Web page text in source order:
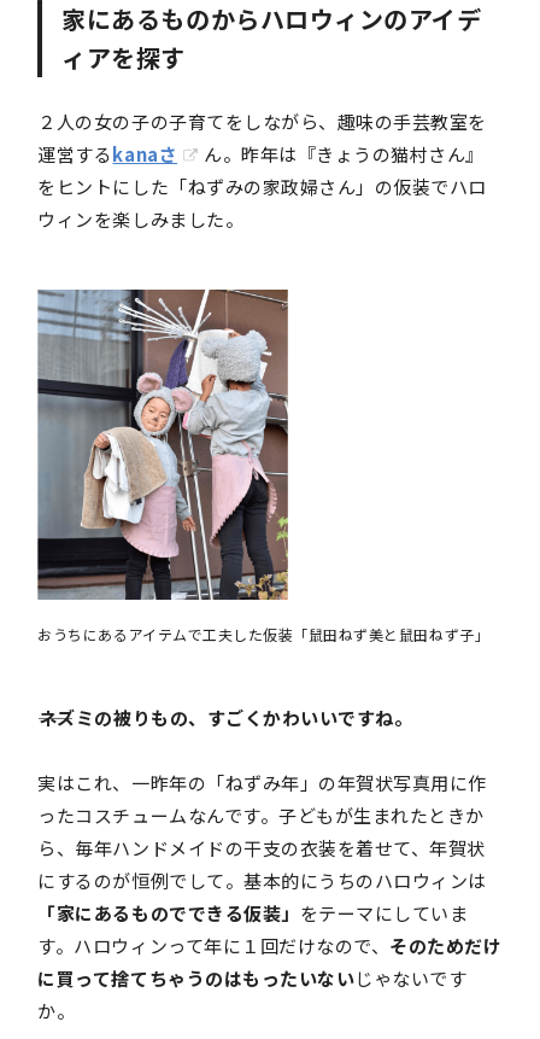
家にあるものからハロウィンのアイデ
ィアを探す
２人の女の子の子育てをしながら、趣味の手芸教室を
運営するkanaさ
ん。昨年は『きょうの猫村さん』
をヒントにした「ねずみの家政婦さん」の仮装でハロ
ウィンを楽しみました。
おうちにあるアイテムで工夫した仮装「鼠田ねず美と鼠田ねず子」
――ネズミの被りもの、すごくかわいいですね。
実はこれ、一昨年の「ねずみ年」の年賀状写真用に作
ったコスチュームなんです。子どもが生まれたときか
ら、毎年ハンドメイドの干支の衣装を着せて、年賀状
にするのが恒例でして。基本的にうちのハロウィンは
「家にあるものでできる仮装」 をテーマにしていま
す。ハロウィンって年に１回だけなので、 そのためだけ
に買って捨てちゃうのはもったいないじゃないです
か。